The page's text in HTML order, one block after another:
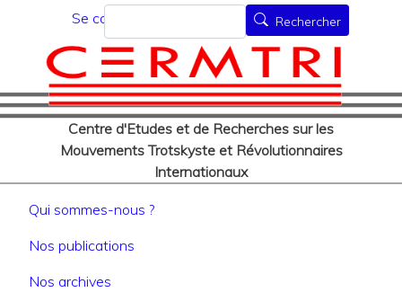
au
contenu
principal
Menu du compte de
Se connecter
Centre d'Etudes et de Recherches sur les
Mouvements Trotskyste et Révolutionnaires
Internationaux
Rechercher Rechercher
Navigation principale
Qui sommes-nous ?
Nos publications
Nos archives